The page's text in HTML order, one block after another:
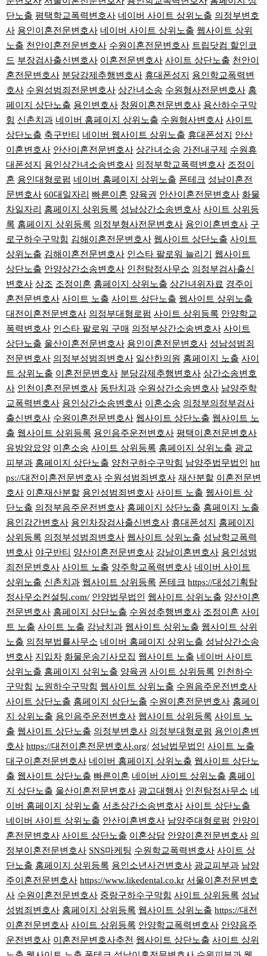
단노출 평택학교폭력변호사 네이버 사이트 상위노출 의정부변호
사 용인이혼전문변호사 네이버 사이트 상위노출 웹사이트 상위
노출 천안이혼전문변호사 수원이혼전문변호사 트립닷컴 할인코
드 부장검사출신변호사 이혼전문변호사 사이트 상단노출 천안이
혼전문변호사 분당강제추행변호사 휴대폰성지
용인학교폭력변
호사 수원성범죄전문변호사 상간녀소송 수원형사전문변호사 홈
페이지 상단노출 용인변호사 창원이혼전문변호사 용산하수구막
힘 신촌치과 네이버 홈페이지 상위노출 수원형사변호사 사이트
상단노출 축구반티 네이버 웹사이트 상위노출 휴대폰성지
안산
이혼변호사 안산이혼전문변호사 상간녀소송 가전내구제
수원휴
대폰성지
용인상간녀소송변호사 의정부학교폭력변호사 조정이
혼 용인대형로펌 네이버 홈페이지 상위노출 폰테크 성남이혼전
문변호사 60대일자리 빠른이혼 양육권 안산이혼전문변호사 화물
차일자리
홈페이지 상위등록 성남상간소송변호사 사이트 상위등
록 홈페이지 상위등록 의정부형사전문변호사 용인이혼변호사 구
로구하수구막힘 김해이혼전문변호사 웹사이트 상단노출 사이트
상위노출 김해이혼전문변호사 인스타 팔로워 늘리기
웹사이트
상단노출 안양상간소송변호사 인천탐정사무소 의정부검사출신
변호사 상조 조정이혼 홈페이지 상위노출 상간녀위자료 경주이
혼전문변호사 사이트 노출 사이트 상단노출 웹사이트 상위노출
대전이혼전문변호사 의정부대형로펌 사이트 상위등록 안양학교
폭력변호사 인스타 팔로워 구매 의정부상간소송변호사 사이트
상단노출 울산이혼전문변호사 용인이혼전문변호사 성남성범죄
전문변호사 의정부성범죄변호사 일산한의원 홈페이지 노출 사이
트 상위노출 이혼전문변호사 분당강제추행변호사 상간소송변호
사 인천이혼전문변호사 동탄치과 수원상간소송변호사 남양주학
교폭력변호사 용인상간소송변호사 이혼소송 의정부의정부검사
출신변호사 수원이혼전문변호사 웹사이트 상단노출 웹사이트 노
출 웹사이트 상위등록 용인음주운전변호사 평택이혼전문변호사
유방암요양 이혼소송 사이트 상위등록 홈페이지 상위노출 광교
피부과 홈페이지 상단노출 양천구하수구막힘 남양주법무법인
htt
ps://대전이혼전문변호사 수원성범죄변호사 재산분할 이혼전문변
호사 이혼재산분할 용인성범죄변호사 사이트 노출 웹사이트 상
단노출 의정부음주운전변호사 홈페이지 상단노출 홈페이지 노출
용인강간변호사 용인차장검사출신변호사 휴대폰성지
홈페이지
상위등록 의정부성범죄변호사 웹사이트 상위노출 성남학교폭력
변호사 야구반티 양산이혼전문변호사 강남이혼변호사 용인성범
죄전문변호사 사이트 노출 양주학교폭력변호사 네이버 사이트
상위노출 신촌치과 웹사이트 상위등록 폰테크 https://대성기획탐
정사무소컨설팅.com/ 안양법무법인 웹사이트 상위노출 양산이혼
전문변호사 홈페이지 상단노출 수원성추행변호사 조정이혼 사이
트 노출 사이트 노출 강남치과 웹사이트 상위노출 웹사이트 상위
노출 의정부법률사무소 네이버 홈페이지 상위노출 성남상간소송
변호사 지입차 화물운송기사모집 웹사이트 노출 네이버 사이트
상위노출 홈페이지 상위노출 양육권 사이트 상위등록 인천하수
구막힘 노원하수구막힘 웹사이트 상위노출 수원음주운전변호사
사이트 상단노출 홈페이지 상단노출 수원이혼전문변호사 홈페이
지 상위노출 용인음주운전변호사 웹사이트 상위등록 사이트 노
출 웹사이트 상단노출 의정부변호사 의정부대형로펌 용인이혼변
호사 https://대전이혼전문변호사.org/ 성남법무법인
사이트 노출
대구이혼전문변호사 네이버 홈페이지 상위노출 웹사이트 상단노
출 웹사이트 상단노출 빠른이혼 네이버 사이트 상위노출 홈페이
지 상단노출 울산이혼전문변호사 광고대행사 인천탐정사무소 네
이버 홈페이지 상위노출 서초상간소송변호사 사이트 상단노출
네이버 사이트 상위노출 안산이혼변호사 남양주대형로펌 안양이
혼전문변호사 사이트 상단노출 이혼상담 안양이혼전문변호사 의
정부이혼전문변호사 SNS마케팅 수원학교폭력변호사 사이트 상
단노출 홈페이지 상위등록 용인소년사건변호사 광교피부과 남양
주이혼전문변호사 https://www.likedental.co.kr 서울이혼전문변호
사 수원이혼전문변호사 중랑구하수구막힘 사이트 상위등록 성남
성범죄변호사 홈페이지 상위등록 웹사이트 상위노출 https://대전
이혼전문변호사 사이트 상위등록 안양학교폭력변호사 안양음주
운전변호사 이혼전문변호사추천 웹사이트 상단노출 사이트 상위